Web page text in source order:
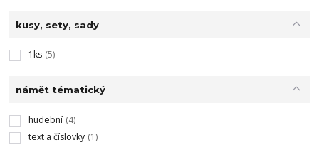
kusy, sety, sady
1ks (5)
námět tématický
hudební (4)
text a číslovky (1)